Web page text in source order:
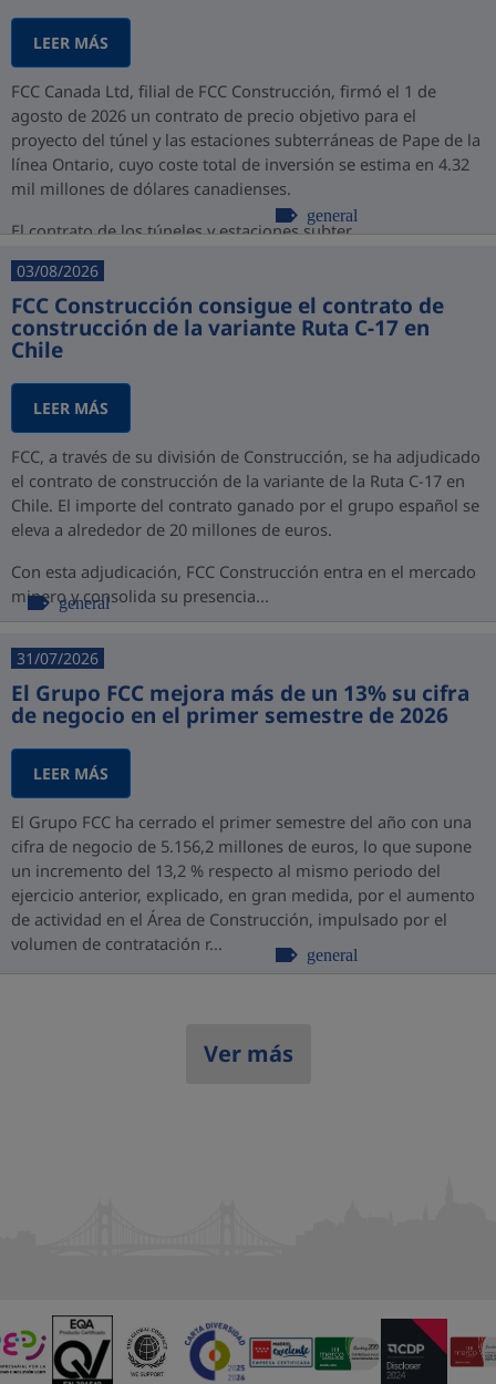
LEER MÁS
FCC Canada Ltd, filial de FCC Construcción, firmó el 1 de
agosto de 2026 un contrato de precio objetivo para el
proyecto del túnel y las estaciones subterráneas de Pape de la
línea Ontario, cuyo coste total de inversión se estima en 4.32
mil millones de dólares canadienses.
El contrato de los túneles y estaciones subter...
general
03/08/2026
FCC Construcción consigue el contrato de
construcción de la variante Ruta C-17 en
Chile
LEER MÁS
FCC, a través de su división de Construcción, se ha adjudicado
el contrato de construcción de la variante de la Ruta C-17 en
Chile. El importe del contrato ganado por el grupo español se
eleva a alrededor de 20 millones de euros.
Con esta adjudicación, FCC Construcción entra en el mercado
minero y consolida su presencia...
general
31/07/2026
El Grupo FCC mejora más de un 13% su cifra
de negocio en el primer semestre de 2026
LEER MÁS
El Grupo FCC ha cerrado el primer semestre del año con una
cifra de negocio de 5.156,2 millones de euros, lo que supone
un incremento del 13,2 % respecto al mismo periodo del
ejercicio anterior, explicado, en gran medida, por el aumento
de actividad en el Área de Construcción, impulsado por el
volumen de contratación r...
general
Ver más